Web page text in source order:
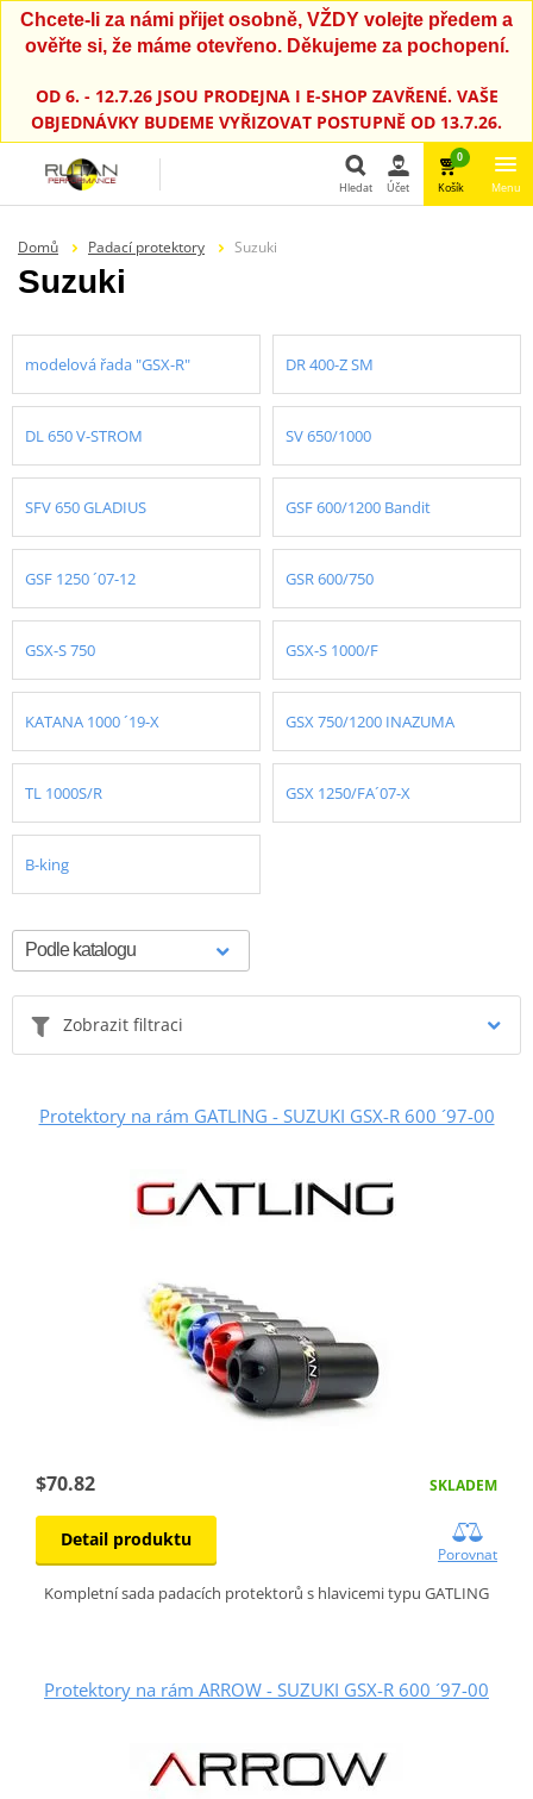
Chcete-li za námi přijet osobně, VŽDY volejte předem a
ověřte si, že máme otevřeno. Děkujeme za pochopení.
OD 6. - 12.7.26 JSOU PRODEJNA I E-SHOP ZAVŘENÉ. VAŠE
OBJEDNÁVKY BUDEME VYŘIZOVAT POSTUPNĚ OD 13.7.26.
Hledat Účet
0
Košík Menu
Domů Padací protektory Suzuki
Suzuki
modelová řada "GSX-R" DR 400-Z SM
DL 650 V-STROM SV 650/1000
SFV 650 GLADIUS GSF 600/1200 Bandit
GSF 1250 ´07-12 GSR 600/750
GSX-S 750 GSX-S 1000/F
KATANA 1000 ´19-X GSX 750/1200 INAZUMA
TL 1000S/R GSX 1250/FA´07-X
B-king
Zobrazit filtraci
Protektory na rám GATLING - SUZUKI GSX-R 600 ´97-00
$70.82 SKLADEM
Detail produktu
Porovnat
Kompletní sada padacích protektorů s hlavicemi typu GATLING
Protektory na rám ARROW - SUZUKI GSX-R 600 ´97-00